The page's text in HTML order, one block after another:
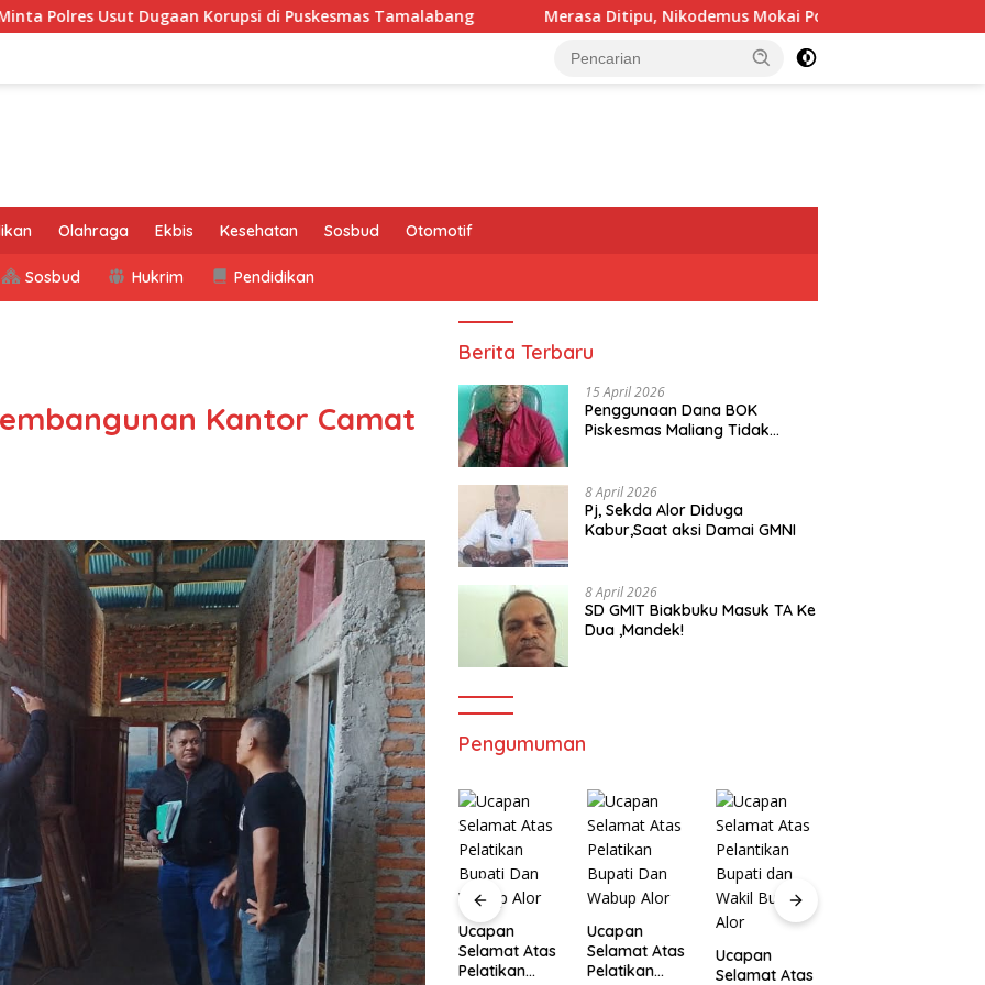
Dugaan Korupsi di Puskesmas Tamalabang Merasa Ditipu, Nikodemus Mokai Polisikan Pendamping PGT
Olahraga Ekbis Kesehatan Sosbud Otomotif
Sosbud Hukrim Pendidikan
Kantor Camat
Berita Terbaru
15 April 2026
Penggunaan Dana BOK
Piskesmas Maliang Tidak
8 April 2026
Pj, Sekda Alor Diduga
Kabur,Saat aksi Damai GMNI
8 April 2026
SD GMIT Biakbuku Masuk TA Ke
Dua ,Mandek!
Pengumuman
Atas
Ucapan
Selamat Atas
Ucapan
Selamat Atas
Pelatikan
Bupati Dan
Wabup Alor
Ucapan
Selamat Atas
Pelatikan
Bupati Dan
Wabup Alor
Ucapan
Selamat Atas
Pelatikan
Ucapan
Selamat Atas
Pelatikan
Ucapan
Selamat Atas